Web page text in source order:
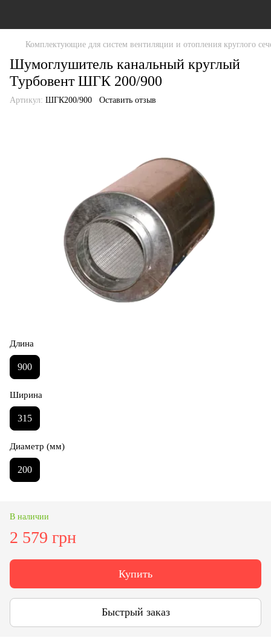
Комплектующие для систем вентиляции и отопления круглого
Шумоглушитель канальный круглый
Турбовент ШГК 200/900
Артикул: ШГК200/900 Оставить отзыв
Длина
900
Ширина
315
Диаметр (мм)
200
В наличии
2 579 грн
Купить
Быстрый заказ